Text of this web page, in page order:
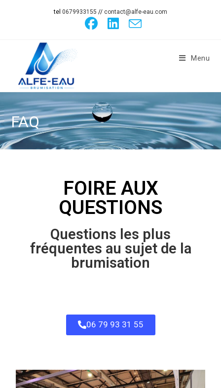
tel 0679933155 // contact@alfe-eau.com
Menu
FAQ
FOIRE AUX
QUESTIONS
Questions les plus
fréquentes au sujet de la
brumisation
06 79 93 31 55